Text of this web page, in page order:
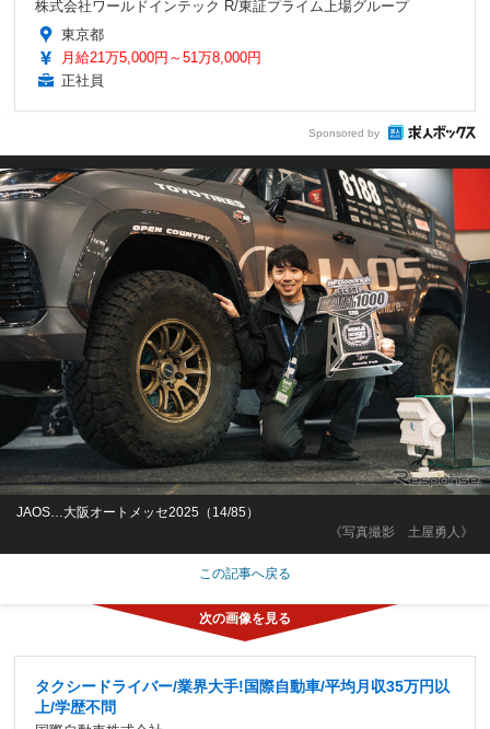
株式会社ワールドインテック R/東証プライム上場グループ
東京都
月給21万5,000円～51万8,000円
正社員
Sponsored by
《写真撮影 土屋勇人》
JAOS…大阪オートメッセ2025（14/85）
この記事へ戻る
タクシードライバー/業界大手!国際自動車/平均月収35万円以
上/学歴不問